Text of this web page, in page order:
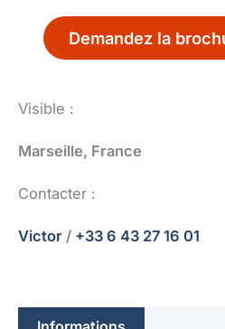
Demandez la
Visible :
Marseille, France
Contacter :
Victor / +33 6 43 27 16 01